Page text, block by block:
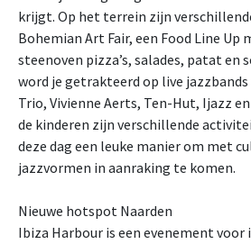
krijgt. Op het terrein zijn
Bohemian Art Fair, een Food Line Up
steenoven pizza’s, salades, patat en
word je getrakteerd op live
Trio, Vivienne Aerts, Ten-Hut, Ijazz
de kinderen zijn verschillende
deze dag een leuke manier om met
jazzvormen in aanraking te komen.
Nieuwe hotspot Naarden
Ibiza Harbour is een evenement voor